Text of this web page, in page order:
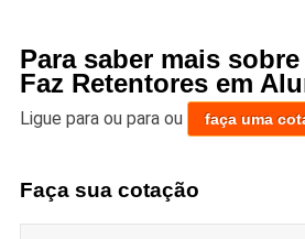
Para saber mais
Faz Retentores em
Ligue para ou para ou faça uma
Faça sua cotação